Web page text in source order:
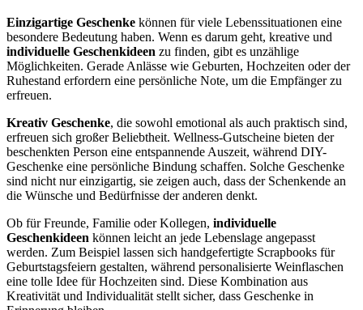
Einzigartige Geschenke können für viele Lebenssituationen eine
besondere Bedeutung haben. Wenn es darum geht, kreative und
individuelle Geschenkideen zu finden, gibt es unzählige
Möglichkeiten. Gerade Anlässe wie Geburten, Hochzeiten oder der
Ruhestand erfordern eine persönliche Note, um die Empfänger zu
erfreuen.
Kreativ Geschenke, die sowohl emotional als auch praktisch sind,
erfreuen sich großer Beliebtheit. Wellness-Gutscheine bieten der
beschenkten Person eine entspannende Auszeit, während DIY-
Geschenke eine persönliche Bindung schaffen. Solche Geschenke
sind nicht nur einzigartig, sie zeigen auch, dass der Schenkende an
die Wünsche und Bedürfnisse der anderen denkt.
Ob für Freunde, Familie oder Kollegen, individuelle
Geschenkideen können leicht an jede Lebenslage angepasst
werden. Zum Beispiel lassen sich handgefertigte Scrapbooks für
Geburtstagsfeiern gestalten, während personalisierte Weinflaschen
eine tolle Idee für Hochzeiten sind. Diese Kombination aus
Kreativität und Individualität stellt sicher, dass Geschenke in